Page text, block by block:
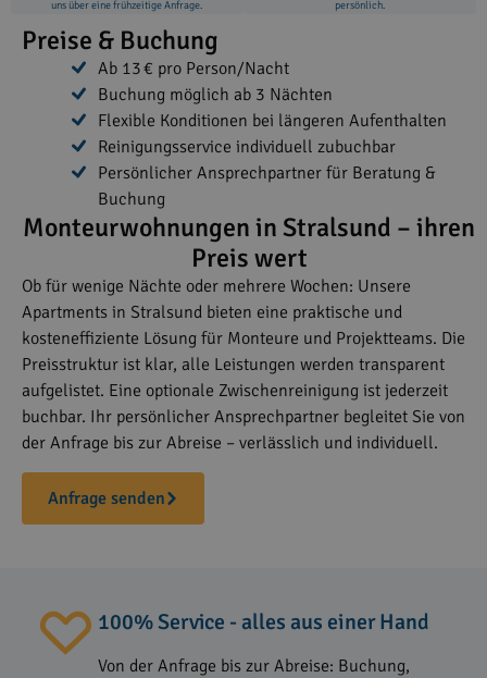
uns über eine frühzeitige Anfrage.
persönlich.
Preise & Buchung
Ab 13 € pro Person/Nacht
Buchung möglich ab 3 Nächten
Flexible Konditionen bei längeren Aufenthalten
Reinigungsservice individuell zubuchbar
Persönlicher Ansprechpartner für Beratung &
Buchung
Monteurwohnungen in Stralsund – ihren
Preis wert
Ob für wenige Nächte oder mehrere Wochen: Unsere
Apartments in Stralsund bieten eine praktische und
kosteneffiziente Lösung für Monteure und Projektteams. Die
Preisstruktur ist klar, alle Leistungen werden transparent
aufgelistet. Eine optionale Zwischenreinigung ist jederzeit
buchbar. Ihr persönlicher Ansprechpartner begleitet Sie von
der Anfrage bis zur Abreise – verlässlich und individuell.
Anfrage senden
100% Service - alles aus einer Hand
Von der Anfrage bis zur Abreise: Buchung,